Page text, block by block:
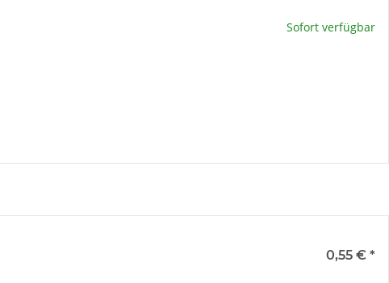
Sofort verfügbar
0,55 € *